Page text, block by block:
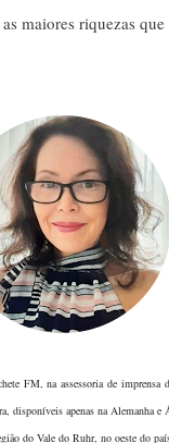
maiores riquezas
FM, na assessoria de
disponíveis apenas na Alemanha e
do Vale do Ruhr, no oeste do